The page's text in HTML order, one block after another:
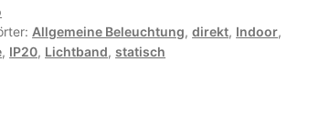
Allgemeine Beleuchtung,direkt, Indoor,
, IP20, Lichtband,statisch